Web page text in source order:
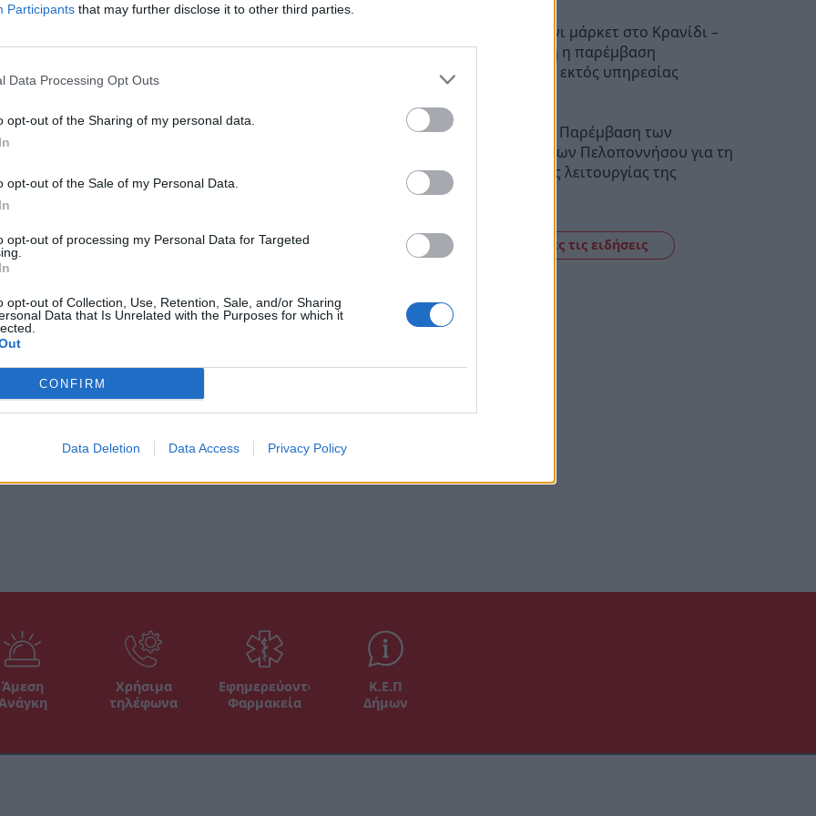
Participants that may further disclose it to other third parties.
Data Processing Opt Outs
opt-out of the Sharing of my personal data.
opt-out of the Sale of my Personal Data.
opt-out of processing my Personal Data for Targeted
opt-out of Collection, Use, Retention, Sale, and/or Sharing
Data that Is Unrelated with the Purposes for which it
CONFIRM
Data Deletion Data Access Privacy Policy
ενόψει του αυριανού ματς,
Οι ψηλοί της ομάδας που
έναντι των υπολοίπων ομάδων
πόιντ γκάρντς, θα προσπαθήσουν να
το αφεντικό στο τρέχον πρωτάθλημα.
δηλώνουν ότι θα καταθέσουν και την
εισιτήριο για το μεγάλο τελικό του
7 Ιουλίου, στο κλειστό γυμναστήριο
προπονητής της ομάδας Γιάννης
φετινής εξαιρετικής πορείας του
του κατάλληλου ομαδικού
οδηγίες στους παίκτες του και τους
έναν τελικό ενώπιον του σπαρτιάτικου
της Μονεμβάσιας θα ξεκινήσει στις 7μμ
κωμόπολης.
Φωτιά σε μίνι μάρκετ στο Κρανίδι –
Καθοριστική η παρέμβαση
πυροσβέστη εκτός υπηρεσίας
MERE Ελλάς: Παρέμβαση των
Επιμελητηρίων Πελοποννήσου για τη
συνέχιση της λειτουργίας της
Δείτε όλες τις ειδήσεις
Άμεση
Χρήσιμα
τηλέφωνα
Εφημερεύοντα
Φαρμακεία
Κ.Ε.Π
Δήμων